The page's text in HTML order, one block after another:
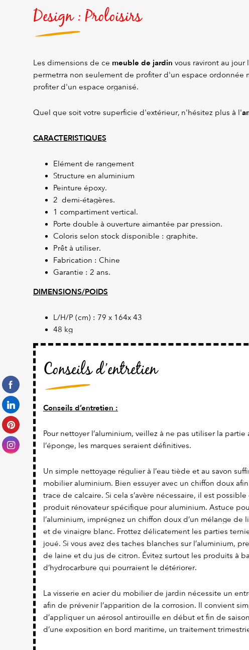
Design : Proloisirs
Les dimensions de ce meuble de jardin vous raviront au jour
permetrra non seulement de profiter d'un espace ordonnée
profiter d'un espace organisé.
Quel que soit votre superficie d'extérieur, n'hésitez plus à l'
CARACTERISTIQUES
Elément de rangement
Structure en aluminium
Peinture époxy.
2 demi-étagères.
1 compartiment vertical.
Porte double à ouverture aimantée par pression.
Coloris selon stock disponible : graphite.
Prêt à utiliser.
Fabrication : Chine
Garantie : 2 ans.
DIMENSIONS/POIDS
L/H/P (cm) : 79 x 164x 43
48 kg
Conseils d’entretien
Conseils d’entretien :
Pour nettoyer l’aluminium, veillez à ne pas utiliser la partie
l’éponge, les marques seraient définitives.
Un simple nettoyage régulier à l’eau tiède et au savon
mobilier aluminium. Bien essuyer avec un chiffon doux
trace de calcaire. Si cela s’avère nécessaire, il est
produit rénovateur spécifique pour aluminium. Astuce
l’aluminium, imprégnez un chiffon doux d’un mélange de
et de vinaigre blanc. Frottez délicatement les parties
joué. Si vous avez des taches blanches sur l’aluminium,
de laine et du jus de citron. Évitez surtout les produits à
d’hydrocarbure qui pourraient le détériorer.
La visserie en acier du mobilier de jardin nécessite un
afin de prévenir l’apparition de la corrosion. Il convient
d’appliquer un aérosol antirouille en début et fin de
d’une exposition en bord maritime, un traitement